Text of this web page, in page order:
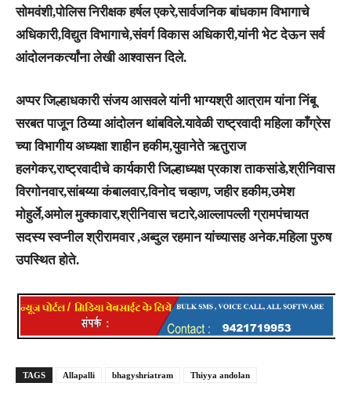
सोमवंशी,पोलिस निरीक्षक हर्षल एकरे,सार्वजनिक बांधकाम विभागाचे
अधिकारी,विद्युत विभागाचे,संवर्ग विकास अधिकारी,यांनी भेट देऊन सर्व
आंदोलनकर्त्यांना लेखी आश्वासन दिले.
अप्पर जिल्हाधकारी संजय आसवले यांनी भाग्यश्री आत्राम यांना निंबू
सरबत पाजून ठिय्या आंदोलन थांबविले.यावेळी राष्ट्रवादी महिला काँग्रेस
च्या विभागीय अध्यक्षा शाहीन हकीम,युवानेते ऋतुराज
हलगेकर,राष्ट्रवादीचे कार्यकारी जिल्हाध्यक्ष प्रकाश ताकसांडे,श्रीनिवास
विरगोनवार,सांबय्या कंबालवार,विनोद चव्हाण, जहीर हकीम,उमेश
मोहुर्ले,अमोल मुक्कावार,श्रीनिवास चटारे,आल्लापल्ली ग्रामपंचायत
सदस्य स्वप्नील श्रीरामवार ,अब्दुल रहमान यांच्यासह अनेक.महिला पुरुष
उपस्थित होते.
TAGS Allapalli bhagyshriatram Thiyya andolan